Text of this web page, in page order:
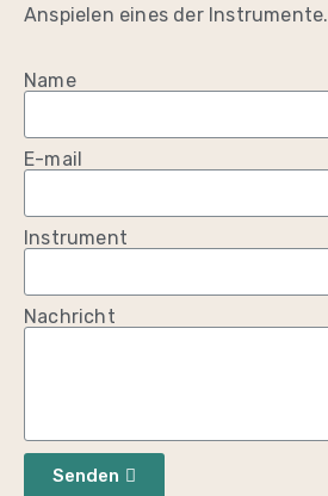
Anspielen eines der Instrumente.
Name
E-mail
Instrument
Nachricht
Senden